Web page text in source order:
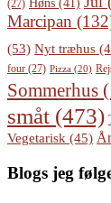
(27) Høns (41)
Marcipan
(53) Nyt træhus
four (27) Pizza (20)
Sommerhus
småt (473)
Vegetarisk (45)
Blogs jeg